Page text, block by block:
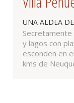
UNA ALDEA
y lagos con
esconden en
kms de